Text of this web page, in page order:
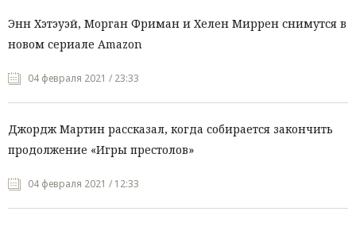
Энн Хэтэуэй, Морган Фриман и Хелен Миррен снимутся в
новом сериале Amazon
04 февраля 2021 / 23:33
Джордж Мартин рассказал, когда собирается закончить
продолжение «Игры престолов»
04 февраля 2021 / 12:33